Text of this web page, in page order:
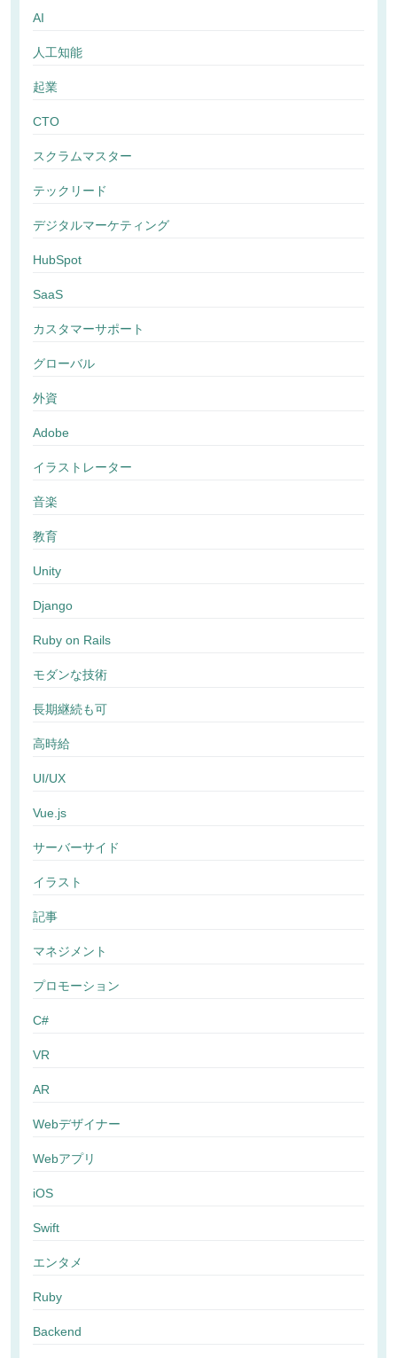
AI
人工知能
起業
CTO
スクラムマスター
テックリード
デジタルマーケティング
HubSpot
SaaS
カスタマーサポート
グローバル
外資
Adobe
イラストレーター
音楽
教育
Unity
Django
Ruby on Rails
モダンな技術
長期継続も可
高時給
UI/UX
Vue.js
サーバーサイド
イラスト
記事
マネジメント
プロモーション
C#
VR
AR
Webデザイナー
Webアプリ
iOS
Swift
エンタメ
Ruby
Backend